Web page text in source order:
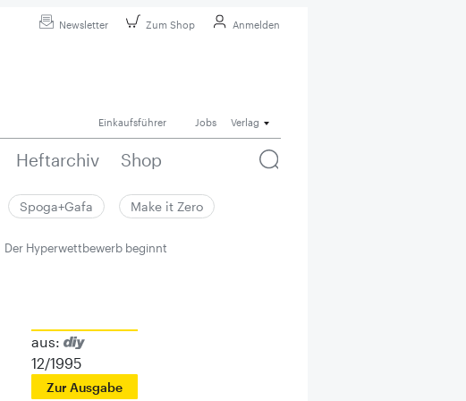
Newsletter Zum Shop Anmelden
Einkaufsführer Jobs Verlag
Heftarchiv Shop
Spoga+Gafa Make it Zero
Der Hyperwettbewerb beginnt
aus:
12/1995
Zur Ausgabe